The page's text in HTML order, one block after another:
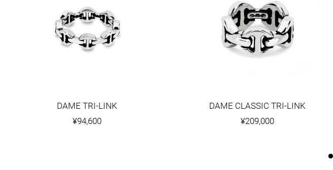
DAME TRI-LINK
¥94,600
DAME CLASSIC TRI-LINK
¥209,000